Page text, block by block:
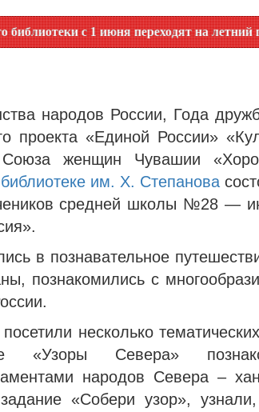
июня переходят на летний график
народов России, Года
проекта «Единой России»
Союза женщин Чувашии
библиотеке им. Х. Степанова
средней школы №28 —
в познавательное
познакомились с
несколько
«Узоры Севера»
народов Севера –
«Собери узор»,